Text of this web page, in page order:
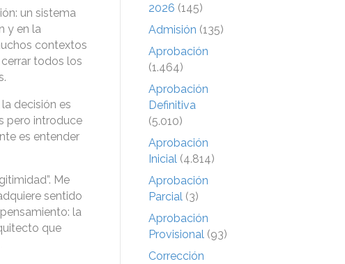
un sistema
y en la
contextos
todos los
decisión es
pero introduce
es entender
Me
sentido
la
que
2026 (145)
Admisión (135)
Aprobación
(1.464)
Aprobación
Definitiva
(5.010)
Aprobación
Inicial (4.814)
Aprobación
Parcial (3)
Aprobación
Provisional (93)
Corrección